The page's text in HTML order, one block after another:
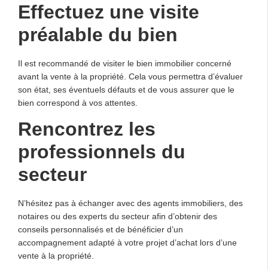
Effectuez une visite
préalable du bien
Il est recommandé de visiter le bien immobilier concerné
avant la vente à la propriété. Cela vous permettra d’évaluer
son état, ses éventuels défauts et de vous assurer que le
bien correspond à vos attentes.
Rencontrez les
professionnels du
secteur
N’hésitez pas à échanger avec des agents immobiliers, des
notaires ou des experts du secteur afin d’obtenir des
conseils personnalisés et de bénéficier d’un
accompagnement adapté à votre projet d’achat lors d’une
vente à la propriété.